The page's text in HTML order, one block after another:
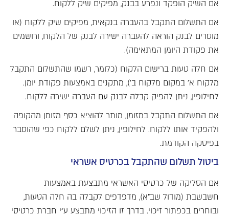
אם השיק הופקד ונפרע בבנק, מפיקים שיק ללקוח.
אם התשלום התקבל בהעברה בנקאית, מפיקים שיק ללקוח (או
מוסרים לבנק הוראה להעברה ישירה לבנק של הלקוח, ורושמים
את פקודת היומן המתאימה).
אם חלה טעות ברישום הלקוח (כלומר, רשמו שהתשלום התקבל
מלקוח א' במקום מלקוח ב'), מתקנים באמצעות פקודת יומן.
לחילופין, ניתן להפיק קבלה לבנק עם העברה ישירה ללקוח.
אם התשלום התקבל במזומן, מותר להוציא כסף מזומן מהקופה
ולהפקיד אותו ללקוח. לחילופין, ניתן לשלם ללקוח כפי שהוסבר
בפיסקה הקודמת.
ביטול תשלום שהתקבל בכרטיס אשראי
אם הסליקה של כרטיסי האשראי מתבצעת באמצעות
חשבשבת (מודול שב"א), מדפדפים לקבלה בה חלה הטעות,
ובוחרים בכפתור זיכוי. בדרך זו הזיכוי מתבצע ע"י חברת כרטיסי